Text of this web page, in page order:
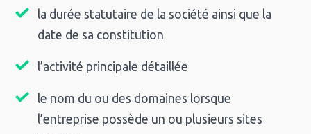
la durée statutaire de la société ainsi que la
date de sa constitution
l’activité principale détaillée
le nom du ou des domaines lorsque
l’entreprise possède un ou plusieurs sites